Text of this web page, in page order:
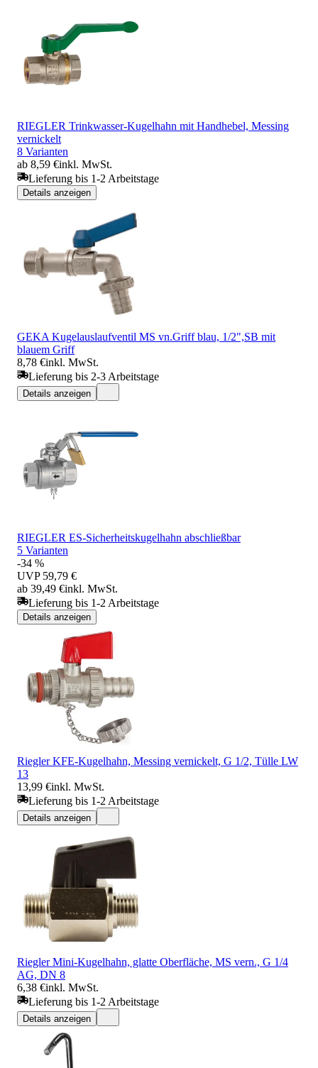
RIEGLER Trinkwasser-Kugelhahn mit Handhebel, Messing
vernickelt
8 Varianten
ab 8,59 €inkl. MwSt.
Lieferung bis 1-2 Arbeitstage
Details anzeigen
GEKA Kugelauslaufventil MS vn.Griff blau, 1/2",SB mit
blauem Griff
8,78 €inkl. MwSt.
Lieferung bis 2-3 Arbeitstage
Details anzeigen
RIEGLER ES-Sicherheitskugelhahn abschließbar
5 Varianten
-34 %
UVP 59,79 €
ab 39,49 €inkl. MwSt.
Lieferung bis 1-2 Arbeitstage
Details anzeigen
Riegler KFE-Kugelhahn, Messing vernickelt, G 1/2, Tülle LW
13
13,99 €inkl. MwSt.
Lieferung bis 1-2 Arbeitstage
Details anzeigen
Riegler Mini-Kugelhahn, glatte Oberfläche, MS vern., G 1/4
AG, DN 8
6,38 €inkl. MwSt.
Lieferung bis 1-2 Arbeitstage
Details anzeigen